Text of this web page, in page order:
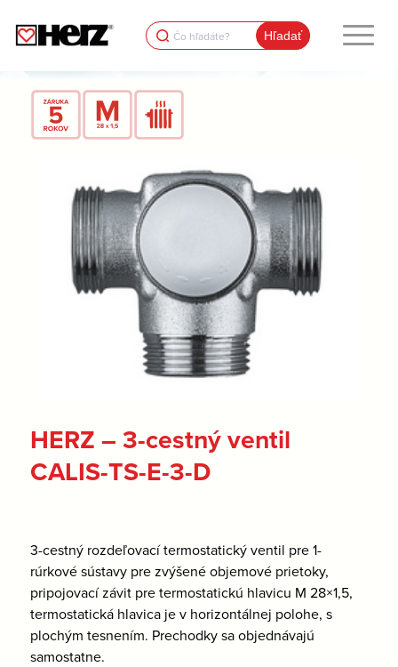
Search
for:
HERZ – 3-cestný ventil
CALIS-TS-E-3-D
3-cestný rozdeľovací termostatický ventil pre 1-
rúrkové sústavy pre zvýšené objemové prietoky,
pripojovací závit pre termostatickú hlavicu M 28×1,5,
termostatická hlavica je v horizontálnej polohe, s
plochým tesnením. Prechodky sa objednávajú
samostatne.